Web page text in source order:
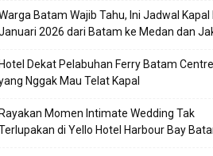
Batam Wajib Tahu, Ini Jadwal Kapal
2026 dari Batam ke Medan dan
Dekat Pelabuhan Ferry Batam
Nggak Mau Telat Kapal
Momen Intimate Wedding Tak
di Yello Hotel Harbour Bay